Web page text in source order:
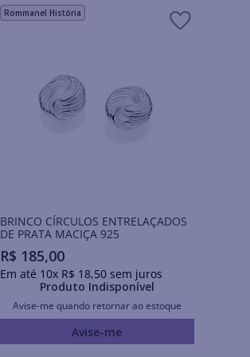
Rommanel História
BRINCO CÍRCULOS ENTRELAÇADOS
DE PRATA MACIÇA 925
R$ 185,00
Em até 10x R$ 18,50sem juros
Produto Indisponível
Avise-me quando retornar ao estoque
Avise-me